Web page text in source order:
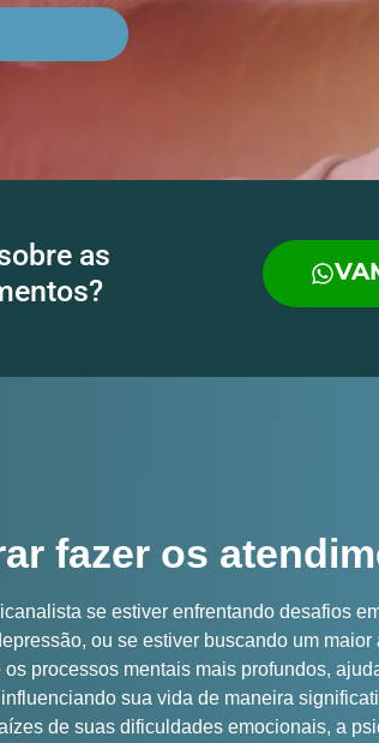
as
fazer os
se estiver enfrentando desafios
ou se estiver buscando um
processos mentais mais profundos,
sua vida de maneira
de suas dificuldades emocionais, a